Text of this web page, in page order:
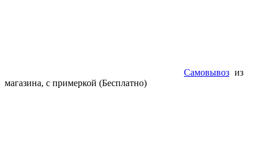
Самовывоз из
магазина, с примеркой (Бесплатно)